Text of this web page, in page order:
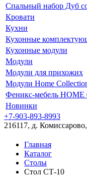
Спальный набор Дуб
Кровати
Кухни
Кухонные
Кухонные модули
Модули
Модули для прихожих
Модули Home
Феникс-мебель
Новинки
+7-903-893-8993
216117, д.
Главная
Каталог
Столы
Стол СТ-10